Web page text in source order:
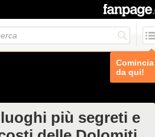
Comincia
da qui!
luoghi più segreti e